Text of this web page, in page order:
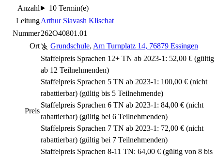
Anzahl
10 Termin(e)
LeitungArthur Siavash Klischat
Nummer262O40801.01
Ort
Grundschule, Am Turnplatz 14, 76879 Essingen
Preis
Staffelpreis Sprachen 12+ TN ab 2023-1: 52,00 € (gültig
ab 12 Teilnehmenden)
Staffelpreis Sprachen 5 TN ab 2023-1: 100,00 € (nicht
rabattierbar) (gültig bis 5 Teilnehmende)
Staffelpreis Sprachen 6 TN ab 2023-1: 84,00 € (nicht
rabattierbar) (gültig bei 6 Teilnehmenden)
Staffelpreis Sprachen 7 TN ab 2023-1: 72,00 € (nicht
rabattierbar) (gültig bei 7 Teilnehmenden)
Staffelpreis Sprachen 8-11 TN: 64,00 € (gültig von 8 bis